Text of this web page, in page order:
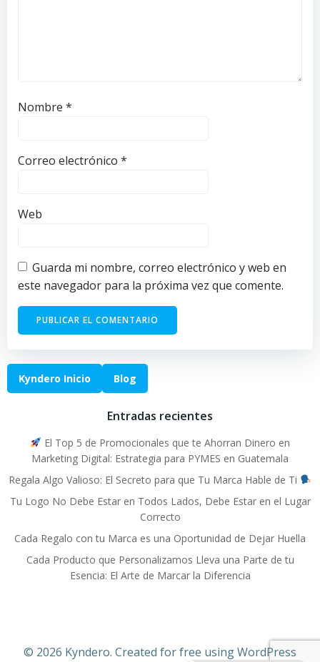
Nombre *
Correo electrónico *
Web
Guarda mi nombre, correo electrónico y web en
este navegador para la próxima vez que comente.
Kyndero Inicio Blog
Entradas recientes
El Top 5 de Promocionales que te Ahorran Dinero en
Marketing Digital: Estrategia para PYMES en Guatemala
Regala Algo Valioso: El Secreto para que Tu Marca Hable de Ti
Tu Logo No Debe Estar en Todos Lados, Debe Estar en el Lugar
Correcto
Cada Regalo con tu Marca es una Oportunidad de Dejar Huella
Cada Producto que Personalizamos Lleva una Parte de tu
Esencia: El Arte de Marcar la Diferencia
© 2026 Kyndero. Created for free using WordPress